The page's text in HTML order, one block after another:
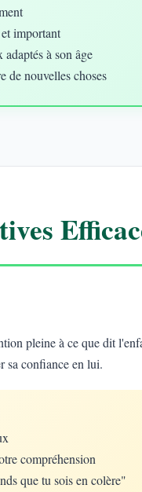
important
à son âge
de nouvelles choses
pleine à ce que dit
sa confiance en lui.
compréhension
que tu sois en colère"